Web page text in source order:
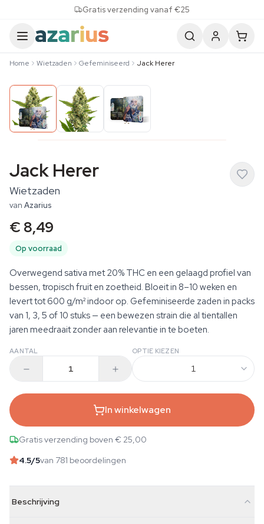
Gratis verzending vanaf €25
Home Wietzaden Gefeminiseerd Jack Herer
Jack Herer
Wietzaden
van Azarius
€ 8,49
Op voorraad
Overwegend sativa met 20% THC en een gelaagd profiel van
bessen, tropisch fruit en zoetheid. Bloeit in 8–10 weken en
levert tot 600 g/m² indoor op. Gefeminiseerde zaden in packs
van 1, 3, 5 of 10 stuks — een bewezen strain die al tientallen
jaren meedraait zonder aan relevantie in te boeten.
AANTAL OPTIE KIEZEN
1
In winkelwagen
Gratis verzending boven € 25,00
4.5/5van 781 beoordelingen
Beschrijving